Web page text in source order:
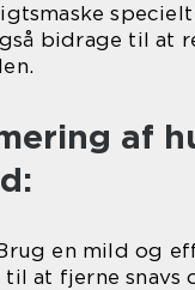
bidrage til at
af
en mild og
til at fjerne snavs